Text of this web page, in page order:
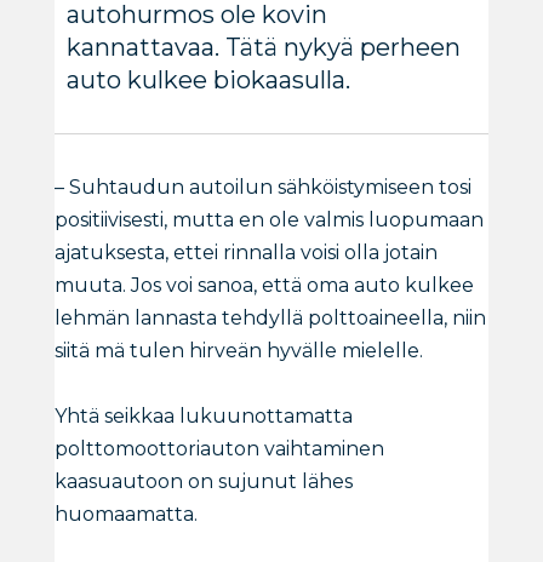
autohurmos ole kovin
kannattavaa. Tätä nykyä perheen
auto kulkee biokaasulla.
– Suhtaudun autoilun sähköistymiseen tosi
positiivisesti, mutta en ole valmis luopumaan
ajatuksesta, ettei rinnalla voisi olla jotain
muuta. Jos voi sanoa, että oma auto kulkee
lehmän lannasta tehdyllä polttoaineella, niin
siitä mä tulen hirveän hyvälle mielelle.
Yhtä seikkaa lukuunottamatta
polttomoottoriauton vaihtaminen
kaasuautoon on sujunut lähes
huomaamatta.